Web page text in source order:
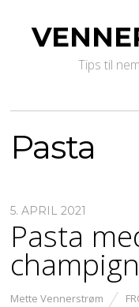
Tips til
Pasta
5. APRIL 2021
Pasta
Mette Vennerstrøm